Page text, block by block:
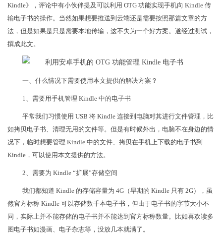
Kindle》，评论中有小伙伴提及可以利用 OTG 功能实现手机向 Kindle 传
输电子书的操作。当然如果想要推送到云端还是需要按照那篇文章的方
法，但是如果是只是需要本地传输，这不失为一个好方案。遂经过测试，
撰成此文。
一、什么情况下需要使用本文提供的解决方案？
1、需要用手机管理 Kindle 中的电子书
平常我们习惯使用 USB 将 Kindle 连接到电脑对其进行文件管理，比
如拷贝电子书、清理无用的文件等。但是有时候外出，电脑不在身边的情
况下，临时想要管理 Kindle 中的文件、拷贝在手机上下载的电子书到
Kindle，可以使用本文提供的方法。
2、需要为 Kindle “扩展”存储空间
我们都知道 Kindle 的存储容量为 4G（早期的 Kindle 只有 2G），虽
然官方标称 Kindle 可以存储数千本电子书，但由于电子书的字节大小不
同，实际上并不能存储的电子书并不能达到官方标称数量。比如喜欢读多
图电子书如漫画、电子杂志等，没放几本就满了。